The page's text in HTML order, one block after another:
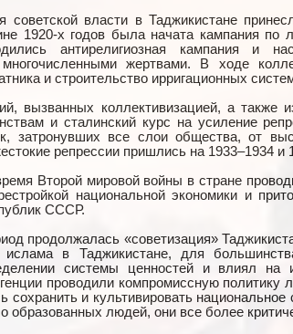
советской власти в Таджикистане
1920-х годов была начата кампания по
антирелигиозная кампания и
жертвами. В ходе
и строительство ирригационных
вызванных коллективизацией, а также
и сталинский курс на усиление
затронувших все слои общества, от
репрессии пришлись на 1933–1934 и
Второй мировой войны в стране
национальной экономики и
СССР.
продолжалась «советизация»
ислама в Таджикистане, для
системы ценностей и влиял на
проводили компромиссную политику
сохранить и культивировать
образованных людей, они все более